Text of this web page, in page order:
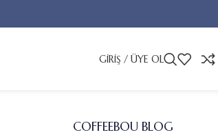
GIRIŞ / ÜYE OL
COFFEEBOU BLOG